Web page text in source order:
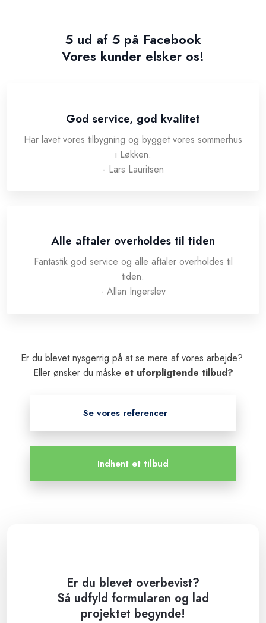
5 ud af 5 på Facebook
​Vores kunder elsker os!
God service, god kvalitet
Har lavet vores tilbygning og bygget vores sommerhus
i Løkken.
- Lars Lauritsen
Alle aftaler overholdes til tiden
Fantastik god service og alle aftaler overholdes til
tiden.
​- Allan Ingerslev
Er du blevet nysgerrig på at se mere af vores arbejde?
Eller ønsker du måske et uforpligtende tilbud?
Se vores referencer
Indhent et tilbud
Er du blevet overbevist?
​Så udfyld formularen og lad
projektet begynde!